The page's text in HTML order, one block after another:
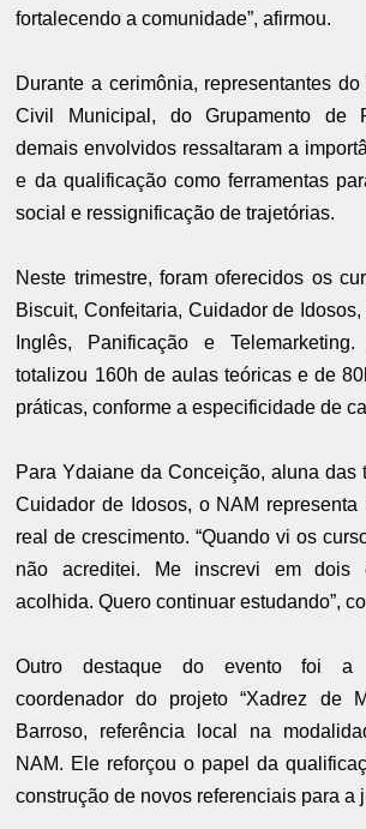
fortalecendo a comunidade”, afirmou.
Durante a cerimônia, representantes
Civil Municipal, do Grupamento de
demais envolvidos ressaltaram a
e da qualificação como ferramentas
social e ressignificação de trajetórias.
Neste trimestre, foram oferecidos os
Biscuit, Confeitaria, Cuidador de
Inglês, Panificação e
totalizou 160h de aulas teóricas e de
práticas, conforme a especificidade de
Para Ydaiane da Conceição, aluna das
Cuidador de Idosos, o NAM representa
real de crescimento. “Quando vi os
não acreditei. Me inscrevi em
acolhida. Quero continuar estudando”,
Outro destaque do evento foi a
coordenador do projeto “Xadrez de
Barroso, referência local na
NAM. Ele reforçou o papel da
construção de novos referenciais para a